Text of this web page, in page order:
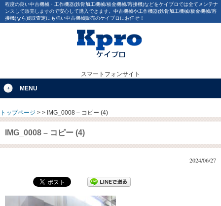
程度の良い中古機械・工作機器(鉄骨加工機械/板金機械/溶接機)などをケイプロでは全てメンテナ
ンスして販売しますので安心して購入できます。中古機械や工作機器(鉄骨加工機械/板金機械/溶
接機)なら買取査定にも強い中古機械販売のケイプロにお任せ！
スマートフォンサイト
MENU
トップページ > > IMG_0008 – コピー (4)
IMG_0008 – コピー (4)
2024/06/27